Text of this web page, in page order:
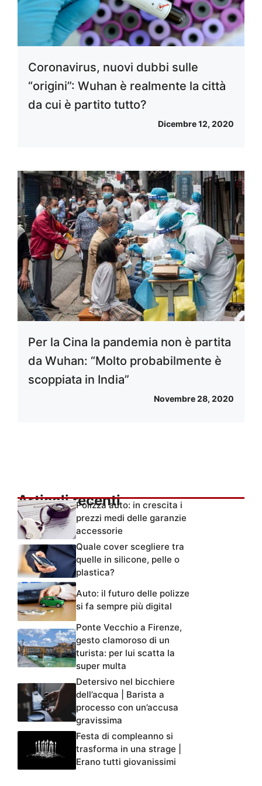
Coronavirus, nuovi dubbi sulle
“origini”: Wuhan è realmente la città
da cui è partito tutto?
Dicembre 12, 2020
Per la Cina la pandemia non è partita
da Wuhan: “Molto probabilmente è
scoppiata in India”
Novembre 28, 2020
Articoli recentiPolizza auto: in crescita i
prezzi medi delle garanzie
accessorie
Quale cover scegliere tra
quelle in silicone, pelle o
plastica?
Auto: il futuro delle polizze
si fa sempre più digital
Ponte Vecchio a Firenze,
gesto clamoroso di un
turista: per lui scatta la
super multa
Detersivo nel bicchiere
dell’acqua | Barista a
processo con un’accusa
gravissima
Festa di compleanno si
trasforma in una strage |
Erano tutti giovanissimi